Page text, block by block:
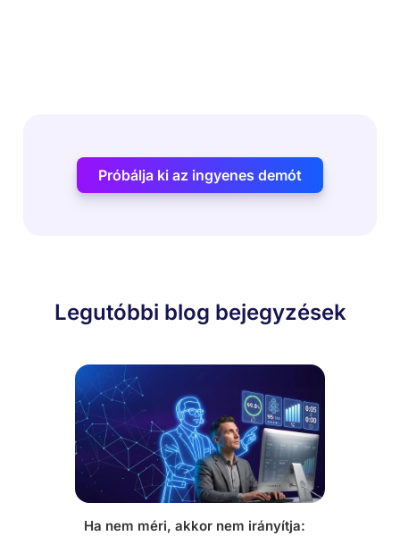
Próbálja ki az ingyenes demót
Legutóbbi blog bejegyzések
Ha nem méri, akkor nem irányítja: